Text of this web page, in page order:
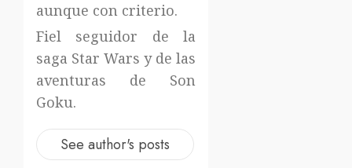
aunque con criterio.
Fiel seguidor de la
saga Star Wars y de las
aventuras de Son
Goku.
See author's posts